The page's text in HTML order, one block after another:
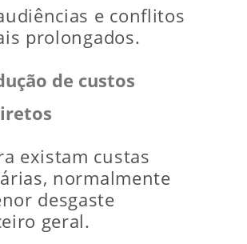
e conflitos
prolongados.
de custos
existam custas
normalmente
desgaste
geral.